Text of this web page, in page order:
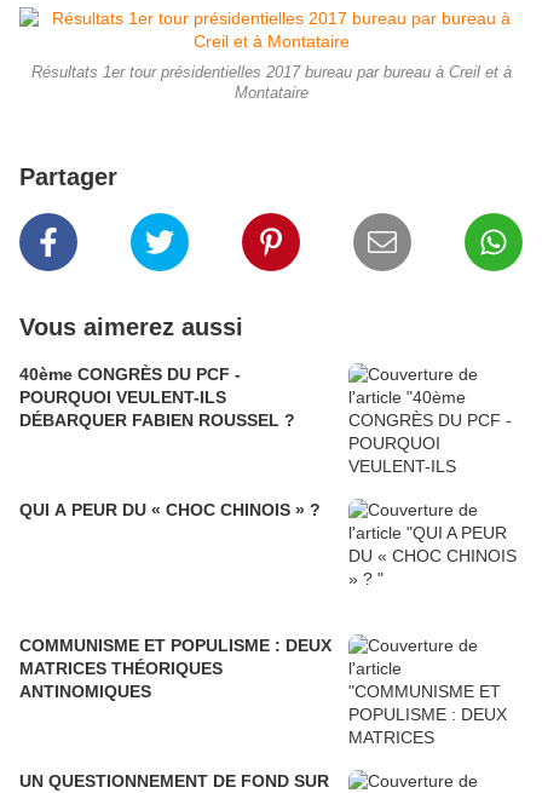
Résultats 1er tour présidentielles 2017 bureau par bureau à Creil et à
Montataire
Partager
Vous aimerez aussi
40ème CONGRÈS DU PCF -
POURQUOI VEULENT-ILS
DÉBARQUER FABIEN ROUSSEL ?
QUI A PEUR DU « CHOC CHINOIS » ?
COMMUNISME ET POPULISME : DEUX
MATRICES THÉORIQUES
ANTINOMIQUES
UN QUESTIONNEMENT DE FOND SUR